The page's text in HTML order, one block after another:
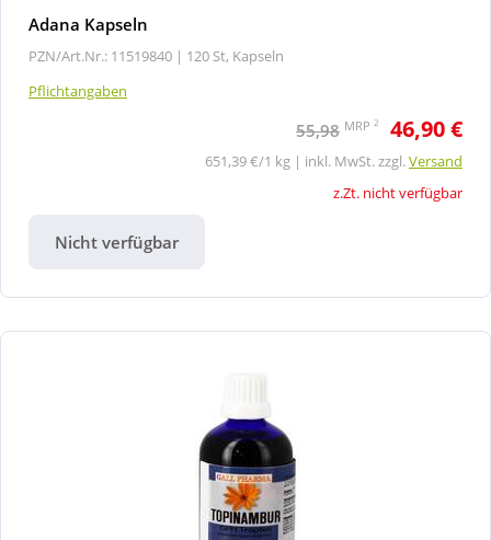
Adana Kapseln
PZN/Art.Nr.: 11519840 | 120 St, Kapseln
Pflichtangaben
55,98 MRP 2 46,90 €
651,39 €/1 kg | inkl. MwSt. zzgl.Versand
z.Zt. nicht verfügbar
Nicht verfügbar